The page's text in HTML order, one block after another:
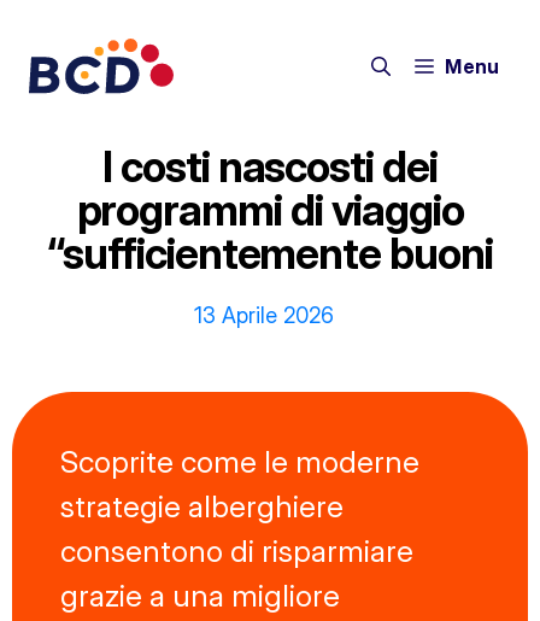
contenuto
Menu
I costi nascosti dei
programmi di viaggio
“sufficientemente buoni
13 Aprile 2026
Scoprite come le moderne
strategie alberghiere
consentono di risparmiare
grazie a una migliore